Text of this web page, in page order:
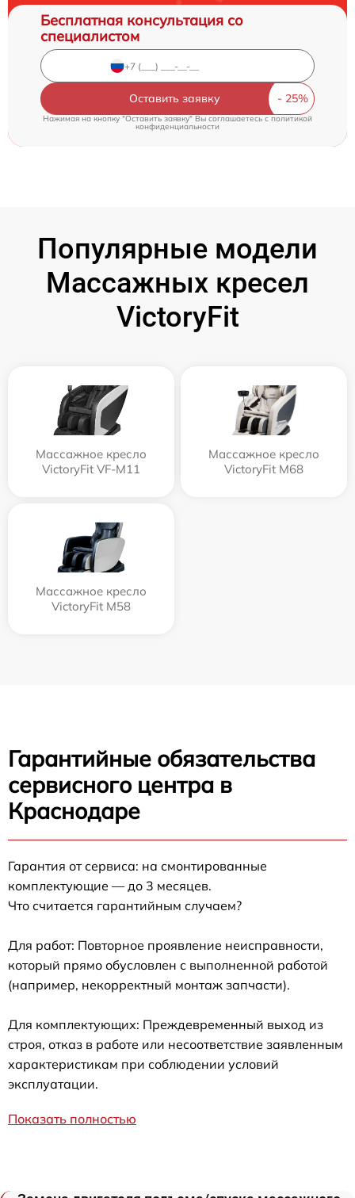
Бесплатная консультация со
специалистом
Оставить заявку
Нажимая на кнопку "Оставить заявку" Вы соглашаетесь cполитикой
конфиденциальности
Популярные модели
Массажных кресел
VictoryFit
Массажное кресло
VictoryFit VF-M11
Массажное кресло
VictoryFit M68
Массажное кресло
VictoryFit M58
Гарантийные обязательства
сервисного центра в
Краснодаре
Гарантия от сервиса: на смонтированные
комплектующие — до 3 месяцев.
Что считается гарантийным случаем?
Для работ: Повторное проявление неисправности,
который прямо обусловлен с выполненной работой
(например, некорректный монтаж запчасти).
Для комплектующих: Преждевременный выход из
строя, отказ в работе или несоответствие заявленным
характеристикам при соблюдении условий
эксплуатации.
Показать полностью